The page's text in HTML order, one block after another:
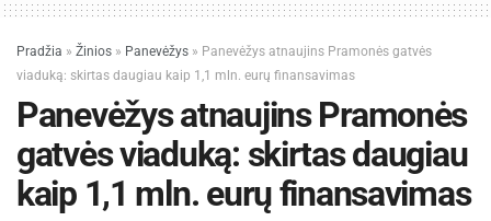
vasarišką nuotaiką ir energingą pasirodymą.
Organizatoriai kviečia birželio 23-iąją praleisti
Skaistakalnio parke – ten, kur senoji lietuvių
kultūra, šiuolaikinė kūryba, muzika ir
bendruomeniškumas susijungs į vieną
Pradžia » Žinios » Panevėžys » Panevėžys atnaujins Pramonės gatvės
viaduką: skirtas daugiau kaip 1,1 mln. eurų finansavimas
Panevėžys atnaujins Pramonės
gatvės viaduką: skirtas daugiau
kaip 1,1 mln. eurų finansavimas